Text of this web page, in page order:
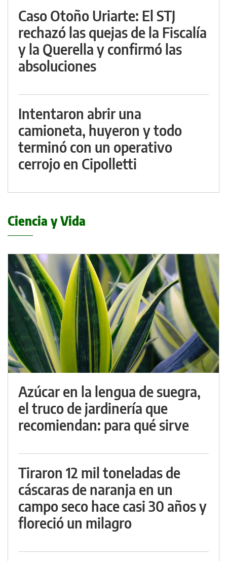
Caso Otoño Uriarte: El STJ
rechazó las quejas de la Fiscalía
y la Querella y confirmó las
absoluciones
Intentaron abrir una
camioneta, huyeron y todo
terminó con un operativo
cerrojo en Cipolletti
Ciencia y Vida
Azúcar en la lengua de suegra,
el truco de jardinería que
recomiendan: para qué sirve
Tiraron 12 mil toneladas de
cáscaras de naranja en un
campo seco hace casi 30 años y
floreció un milagro